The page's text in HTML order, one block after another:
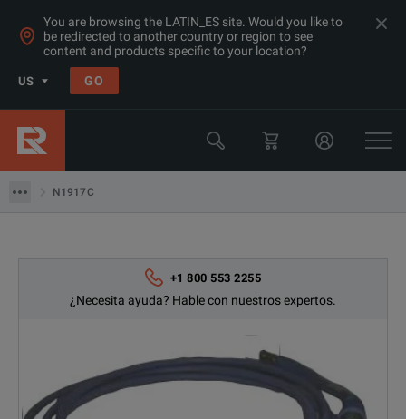
You are browsing the LATIN_ES site. Would you like to
be redirected to another country or region to see
content and products specific to your location?
US GO
N1917C
Sensores de Potencia de RF
Keysight Technologies
+1 800 553 2255
¿Necesita ayuda? Hable con nuestros expertos.